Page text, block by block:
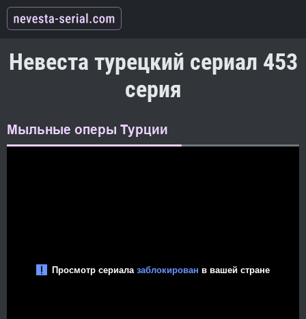
Невеста турецкий сериал 453
серия
Мыльные оперы Турции